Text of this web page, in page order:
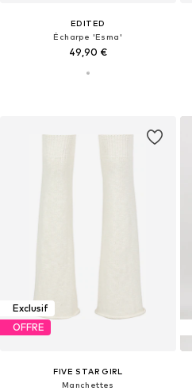
EDITED
Écharpe 'Esma'
49,90 €
Exclusif
OFFRE
FIVE STAR GIRL
Manchettes